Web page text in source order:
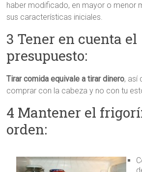
haber modificado, en mayor o menor
sus características iniciales.
3 Tener en cuenta el
presupuesto:
Tirar comida equivale a tirar dinero, así
comprar con la cabeza y no con tu
4 Mantener el
orden: